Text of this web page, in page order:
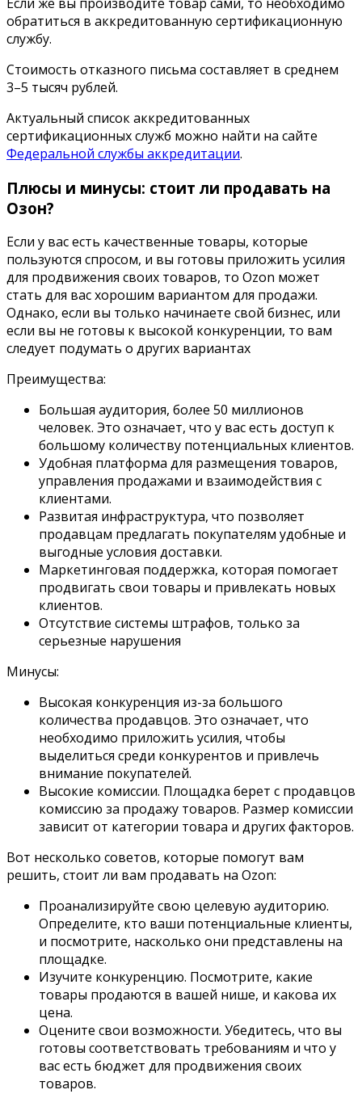
обратиться в аккредитованную сертификационную
службу.
Стоимость отказного письма составляет в среднем
3–5 тысяч рублей.
Актуальный список аккредитованных
сертификационных служб можно найти на сайте
Федеральной службы аккредитации.
Плюсы и минусы: стоит ли продавать на
Озон?
Если у вас есть качественные товары, которые
пользуются спросом, и вы готовы приложить усилия
для продвижения своих товаров, то Ozon может
стать для вас хорошим вариантом для продажи.
Однако, если вы только начинаете свой бизнес, или
если вы не готовы к высокой конкуренции, то вам
следует подумать о других вариантах
Преимущества:
Большая аудитория, более 50 миллионов
человек. Это означает, что у вас есть доступ к
большому количеству потенциальных клиентов.
Удобная платформа для размещения товаров,
управления продажами и взаимодействия с
клиентами.
Развитая инфраструктура, что позволяет
продавцам предлагать покупателям удобные и
выгодные условия доставки.
Маркетинговая поддержка, которая помогает
продвигать свои товары и привлекать новых
клиентов.
Отсутствие системы штрафов, только за
серьезные нарушения
Минусы:
Высокая конкуренция из-за большого
количества продавцов. Это означает, что
необходимо приложить усилия, чтобы
выделиться среди конкурентов и привлечь
внимание покупателей.
Высокие комиссии. Площадка берет с продавцов
комиссию за продажу товаров. Размер комиссии
зависит от категории товара и других факторов.
Вот несколько советов, которые помогут вам
решить, стоит ли вам продавать на Ozon:
Проанализируйте свою целевую аудиторию.
Определите, кто ваши потенциальные клиенты,
и посмотрите, насколько они представлены на
площадке.
Изучите конкуренцию. Посмотрите, какие
товары продаются в вашей нише, и какова их
цена.
Оцените свои возможности. Убедитесь, что вы
готовы соответствовать требованиям и что у
вас есть бюджет для продвижения своих
товаров.